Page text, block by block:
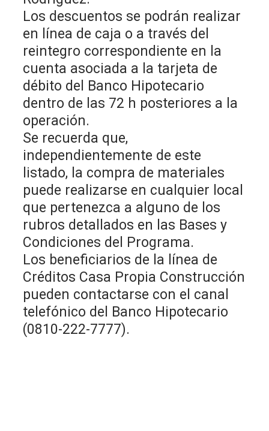
Los descuentos se podrán realizar
en línea de caja o a través del
reintegro correspondiente en la
cuenta asociada a la tarjeta de
débito del Banco Hipotecario
dentro de las 72 h posteriores a la
operación.
Se recuerda que,
independientemente de este
listado, la compra de materiales
puede realizarse en cualquier local
que pertenezca a alguno de los
rubros detallados en las Bases y
Condiciones del Programa.
Los beneficiarios de la línea de
Créditos Casa Propia Construcción
pueden contactarse con el canal
telefónico del Banco Hipotecario
(0810-222-7777).